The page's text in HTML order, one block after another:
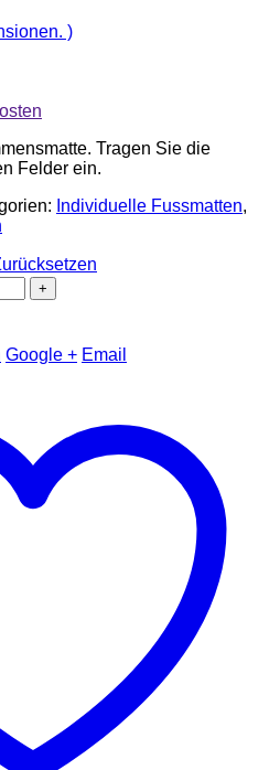
)
Tragen Sie die
Felder ein.
Individuelle Fussmatten,
+
Google + Email